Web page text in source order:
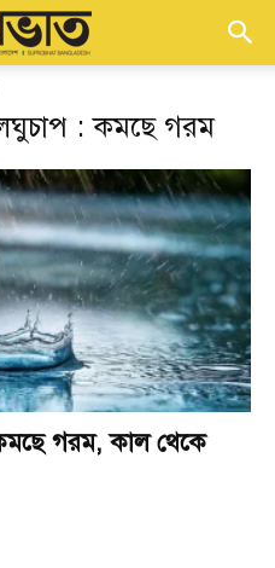
: কমছে গরম
গরম, কাল থেকে